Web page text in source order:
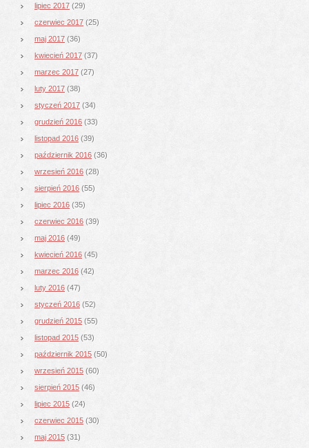
lipiec 2017 (29)
czerwiec 2017 (25)
maj 2017 (36)
kwiecień 2017 (37)
marzec 2017 (27)
luty 2017 (38)
styczeń 2017 (34)
grudzień 2016 (33)
listopad 2016 (39)
październik 2016 (36)
wrzesień 2016 (28)
sierpień 2016 (55)
lipiec 2016 (35)
czerwiec 2016 (39)
maj 2016 (49)
kwiecień 2016 (45)
marzec 2016 (42)
luty 2016 (47)
styczeń 2016 (52)
grudzień 2015 (55)
listopad 2015 (53)
październik 2015 (50)
wrzesień 2015 (60)
sierpień 2015 (46)
lipiec 2015 (24)
czerwiec 2015 (30)
maj 2015 (31)